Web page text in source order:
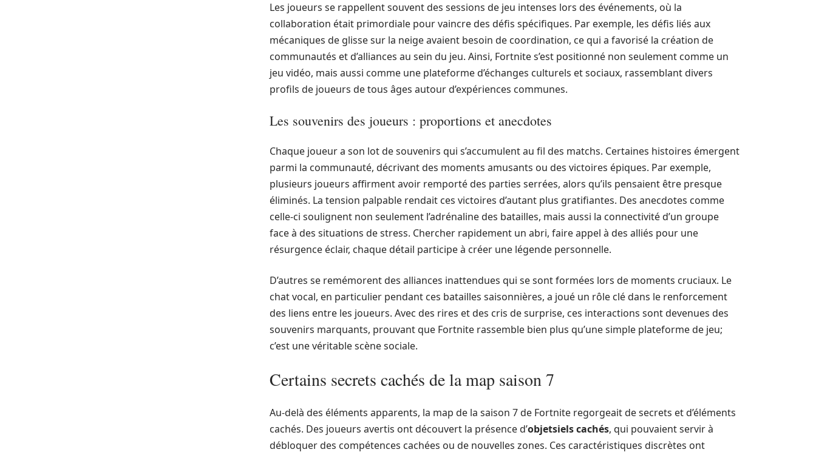
Les joueurs se rappellent souvent des sessions de jeu intenses lors des événements, où la
collaboration était primordiale pour vaincre des défis spécifiques. Par exemple, les défis liés aux
mécaniques de glisse sur la neige avaient besoin de coordination, ce qui a favorisé la création de
communautés et d’alliances au sein du jeu. Ainsi, Fortnite s’est positionné non seulement comme un
jeu vidéo, mais aussi comme une plateforme d’échanges culturels et sociaux, rassemblant divers
profils de joueurs de tous âges autour d’expériences communes.
Les souvenirs des joueurs : proportions et anecdotes
Chaque joueur a son lot de souvenirs qui s’accumulent au fil des matchs. Certaines histoires émergent
parmi la communauté, décrivant des moments amusants ou des victoires épiques. Par exemple,
plusieurs joueurs affirment avoir remporté des parties serrées, alors qu’ils pensaient être presque
éliminés. La tension palpable rendait ces victoires d’autant plus gratifiantes. Des anecdotes comme
celle-ci soulignent non seulement l’adrénaline des batailles, mais aussi la connectivité d’un groupe
face à des situations de stress. Chercher rapidement un abri, faire appel à des alliés pour une
résurgence éclair, chaque détail participe à créer une légende personnelle.
D’autres se remémorent des alliances inattendues qui se sont formées lors de moments cruciaux. Le
chat vocal, en particulier pendant ces batailles saisonnières, a joué un rôle clé dans le renforcement
des liens entre les joueurs. Avec des rires et des cris de surprise, ces interactions sont devenues des
souvenirs marquants, prouvant que Fortnite rassemble bien plus qu’une simple plateforme de jeu;
c’est une véritable scène sociale.
Certains secrets cachés de la map saison 7
Au-delà des éléments apparents, la map de la saison 7 de Fortnite regorgeait de secrets et d’éléments
cachés. Des joueurs avertis ont découvert la présence d’objetsiels cachés, qui pouvaient servir à
débloquer des compétences cachées ou de nouvelles zones. Ces caractéristiques discrètes ont